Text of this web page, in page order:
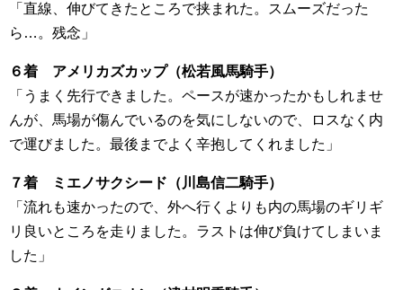
「直線、伸びてきたところで挟まれた。スムーズだった
ら…。残念」
６着 アメリカズカップ（松若風馬騎手）
「うまく先行できました。ペースが速かったかもしれませ
んが、馬場が傷んでいるのを気にしないので、ロスなく内
で運びました。最後までよく辛抱してくれました」
７着 ミエノサクシード（川島信二騎手）
「流れも速かったので、外へ行くよりも内の馬場のギリギ
リ良いところを走りました。ラストは伸び負けてしまいま
した」